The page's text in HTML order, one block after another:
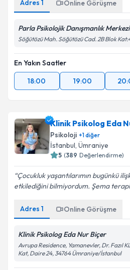
Adres 1 Online Görüşme
Parla Psikolojik Danışmanlık Merkezi
Söğütözü Mah. Söğütözü Cad. 2B Blok
En Yakın Saatler
18:00
19:00
Klinik Psikolog Eda
Psikoloji +1diğer
İstanbul, Ümraniye
5 (389 Değerlendirme)
Çocukluk yaşantılarımın bugünkü
etkilediğini bilmiyordum. Şema
Adres 1 Online Görüşme
Klinik Psikolog Eda Nur Biçer
Avrupa Residence, Yamanevler, Dr. Fazıl
Kat, Daire 24, 34764 Ümraniye/İstanbul